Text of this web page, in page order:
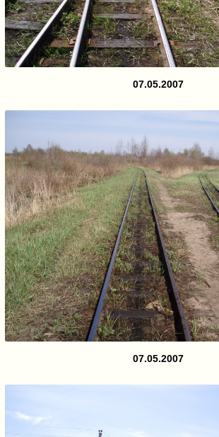
07.05.2007
07.05.2007